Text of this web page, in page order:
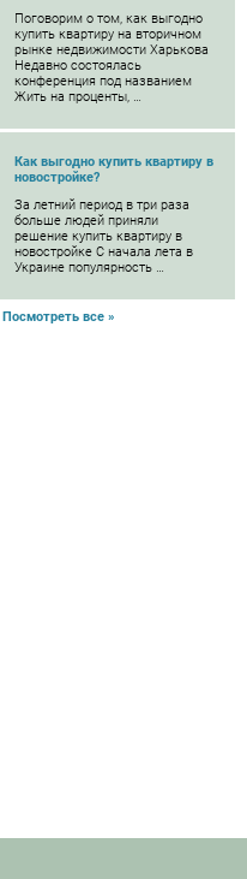
Поговорим о том, как выгодно
купить квартиру на вторичном
рынке недвижимости Харькова
Недавно состоялась
конференция под названием
Жить на проценты, …
Как выгодно купить квартиру в
новостройке?
За летний период в три раза
больше людей приняли
решение купить квартиру в
новостройке С начала лета в
Украине популярность …
Посмотреть все »
мира